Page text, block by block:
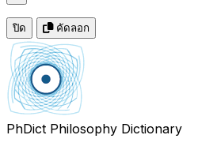
ปิด คัดลอก
PhDict Philosophy Dictionary